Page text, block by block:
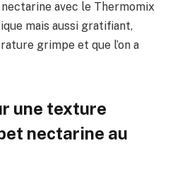
avec le Thermomix
mais aussi gratifiant,
grimpe et que l’on a
une texture
nectarine au